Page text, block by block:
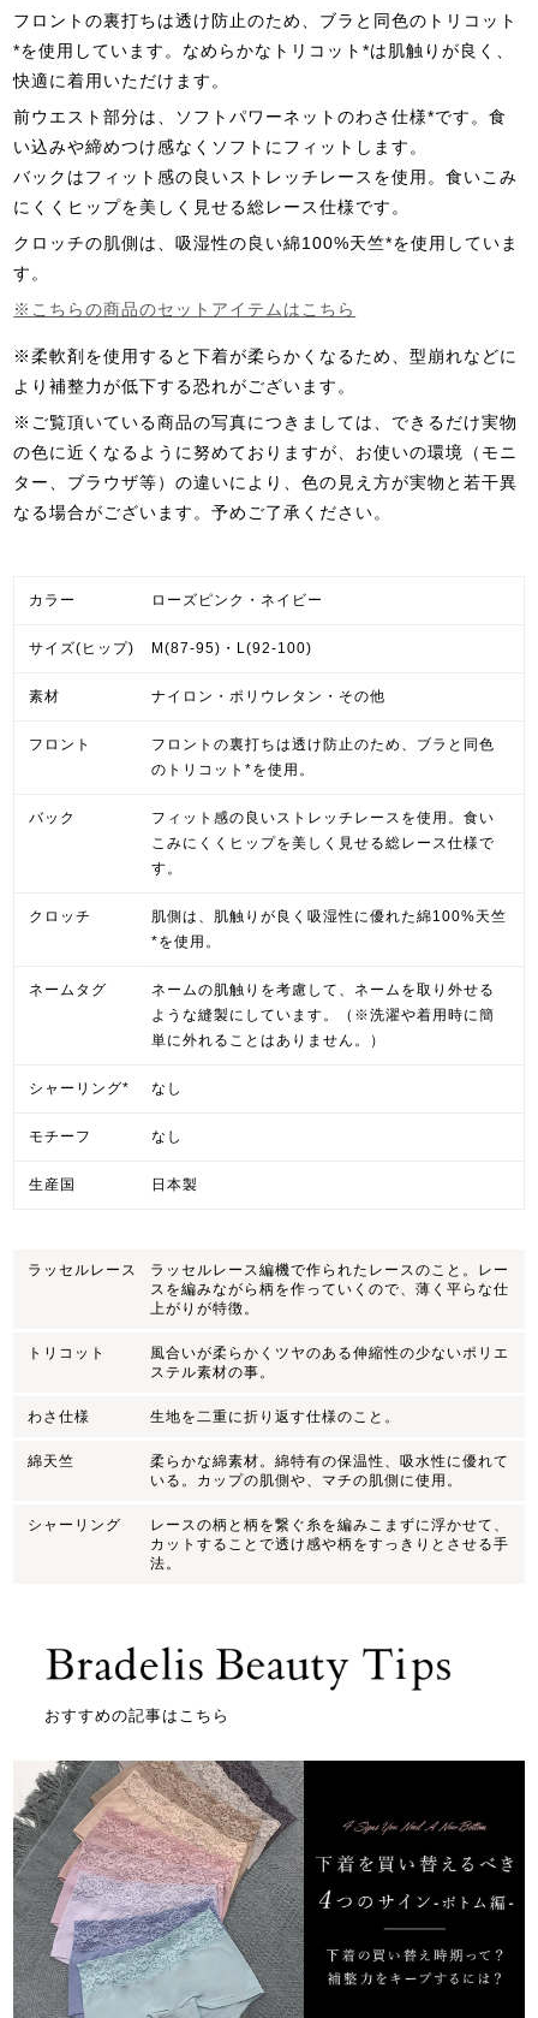
フロントの裏打ちは透け防止のため、ブラと同色のトリコット
*を使用しています。なめらかなトリコット*は肌触りが良く、
快適に着用いただけます。
前ウエスト部分は、ソフトパワーネットのわさ仕様*です。食
い込みや締めつけ感なくソフトにフィットします。
バックはフィット感の良いストレッチレースを使用。食いこみ
にくくヒップを美しく見せる総レース仕様です。
クロッチの肌側は、吸湿性の良い綿100%天竺*を使用していま
す。
※こちらの商品のセットアイテムはこちら
※柔軟剤を使用すると下着が柔らかくなるため、型崩れなどに
より補整力が低下する恐れがございます。
※ご覧頂いている商品の写真につきましては、できるだけ実物
の色に近くなるように努めておりますが、お使いの環境（モニ
ター、ブラウザ等）の違いにより、色の見え方が実物と若干異
なる場合がございます。予めご了承ください。
カラー ローズピンク・ネイビー
サイズ(ヒップ) M(87-95)・L(92-100)
素材 ナイロン・ポリウレタン・その他
フロント
フロントの裏打ちは透け防止のため、ブラと同色
のトリコット*を使用。
バック
フィット感の良いストレッチレースを使用。食い
こみにくくヒップを美しく見せる総レース仕様で
す。
クロッチ
肌側は、肌触りが良く吸湿性に優れた綿100%天竺
*を使用。
ネームタグ
ネームの肌触りを考慮して、ネームを取り外せる
ような縫製にしています。（※洗濯や着用時に簡
単に外れることはありません。）
シャーリング* なし
モチーフ なし
生産国 日本製
ラッセルレース
ラッセルレース編機で作られたレースのこと。レー
スを編みながら柄を作っていくので、薄く平らな仕
上がりが特徴。
トリコット
風合いが柔らかくツヤのある伸縮性の少ないポリエ
ステル素材の事。
わさ仕様 生地を二重に折り返す仕様のこと。
綿天竺
柔らかな綿素材。綿特有の保温性、吸水性に優れて
いる。カップの肌側や、マチの肌側に使用。
シャーリング
レースの柄と柄を繋ぐ糸を編みこまずに浮かせて、
カットすることで透け感や柄をすっきりとさせる手
法。
おすすめの記事はこちら